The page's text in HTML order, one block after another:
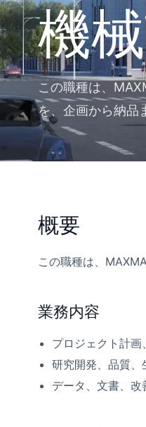
機
この職種は、
を、企画から納品
概要
この職種は、
業務内容
プロジェクト計画
研究開発、品質、
データ、文書、改